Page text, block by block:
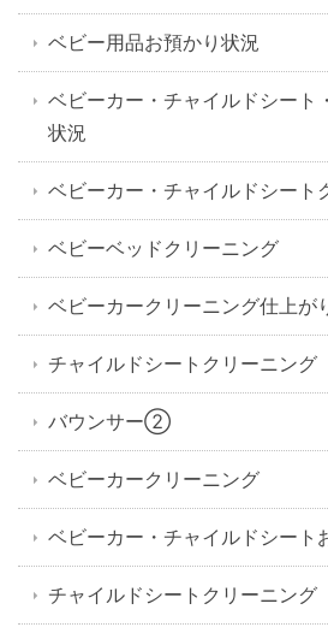
ベビー用品お預かり状況
ベビーカー・チャイルドシート
状況
ベビーカー・チャイルドシート
ベビーベッドクリーニング
ベビーカークリーニング仕上が
チャイルドシートクリーニング
バウンサー②
ベビーカークリーニング
ベビーカー・チャイルドシート
チャイルドシートクリーニング